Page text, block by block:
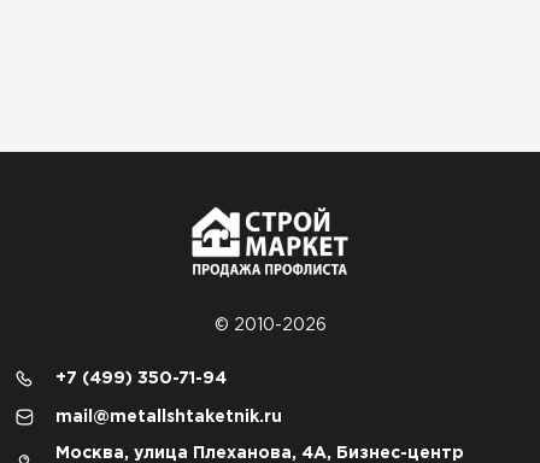
© 2010-2026
+7 (499) 350-71-94
mail@metallshtaketnik.ru
Москва, улица Плеханова, 4А, Бизнес-центр